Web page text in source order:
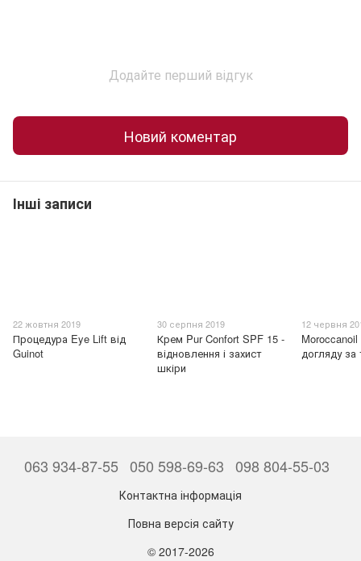
Додайте перший відгук
Новий коментар
Інші записи
22 жовтня 2019
Процедура Eye Lift від
Guinot
30 серпня 2019
Крем Pur Confort SPF 15 -
відновлення і захист
шкіри
12 червня
Moroccanoil
догляду за
063 934-87-55 050 598-69-63 098 804-55-03
Контактна інформація
Повна версія сайту
© 2017-2026